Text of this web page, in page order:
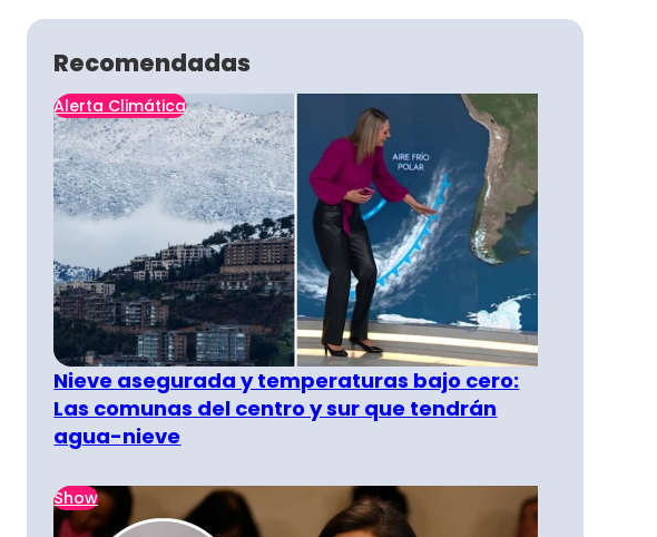
Recomendadas
Alerta Climática
Nieve asegurada y temperaturas bajo cero:
Las comunas del centro y sur que tendrán
agua-nieve
Show